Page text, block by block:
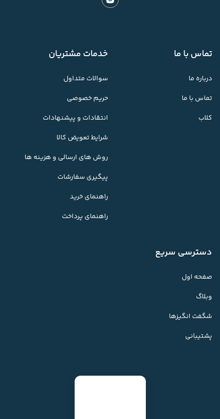
تماس با ما
درباره ما
تماس با ما
کلاب
خدمات مشتریان
سوالات متداول
حریم خصوصی
انتقادات و پیشنهادات
شرایط تعویض کالا
روش های ارسالی و هزینه ها
پیگیری سفارشات
راهنمای خرید
راهنمای پرداخت
دسترسی سریع
صفحه اول
وبلاگ
شگفت انگیزها
پشتیبانی